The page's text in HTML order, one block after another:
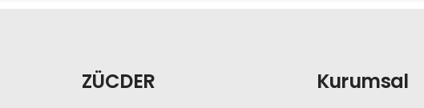
ZÜCDER Kurumsal